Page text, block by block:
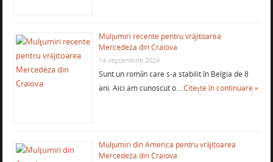
Mulţumiri recente pentru vrăjitoarea
Mercedeza din Craiova
14 septembrie 2024
Sunt un român care s-a stabilit în Belgia de 8
ani. Aici am cunoscut o …Citește în continuare »
Mulţumiri din America pentru vrăjitoarea
Mercedeza din Craiova